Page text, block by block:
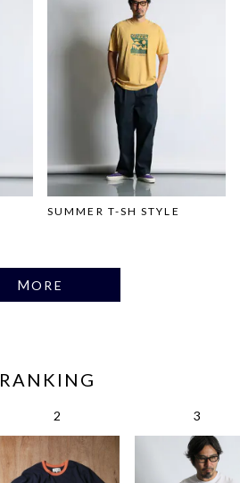
SUMMER T-SH STYLE
MORE
RANKING